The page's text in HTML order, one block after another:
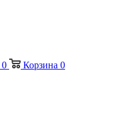
0 Корзина 0